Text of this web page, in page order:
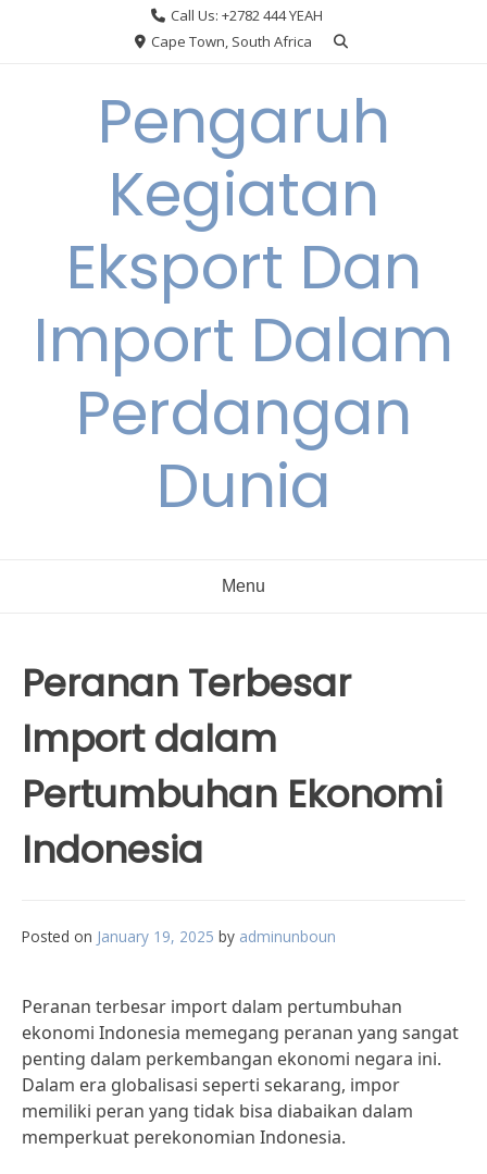
Call Us: +2782 444 YEAH
Cape Town, South Africa
Pengaruh
Kegiatan
Eksport Dan
Import Dalam
Perdangan
Dunia
Menu
Peranan Terbesar
Import dalam
Pertumbuhan Ekonomi
Indonesia
Posted on January 19, 2025 by adminunboun
Peranan terbesar import dalam pertumbuhan
ekonomi Indonesia memegang peranan yang sangat
penting dalam perkembangan ekonomi negara ini.
Dalam era globalisasi seperti sekarang, impor
memiliki peran yang tidak bisa diabaikan dalam
memperkuat perekonomian Indonesia.